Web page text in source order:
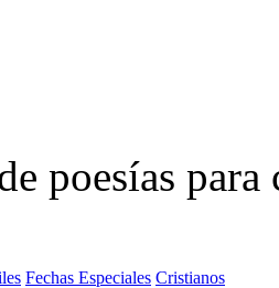
poesías
Fechas Especiales Cristianos